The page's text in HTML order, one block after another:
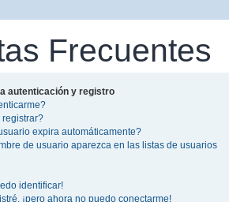
Frecuentes
autenticación y registro
registrar?
expira automáticamente?
de usuario aparezca en las listas de usuarios
identificar!
¡pero ahora no puedo conectarme!